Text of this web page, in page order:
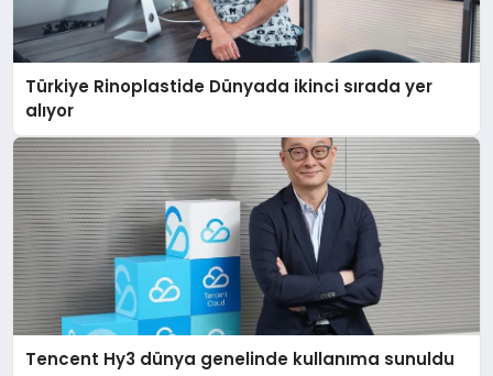
Türkiye Rinoplastide Dünyada ikinci sırada yer
alıyor
Tencent Hy3 dünya genelinde kullanıma sunuldu